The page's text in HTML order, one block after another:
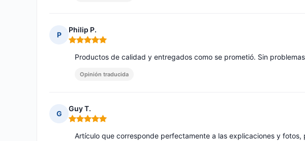
P
Philip P.
Nota: 5 de 5
Productos de calidad y entregados como se prometió. Sin
Opinión traducida
G
Guy T.
Nota: 5 de 5
Artículo que corresponde perfectamente a las explicaciones y